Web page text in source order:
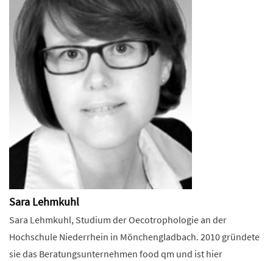
Sara Lehmkuhl
Sara Lehmkuhl, Studium der Oecotrophologie an der
Hochschule Niederrhein in Mönchengladbach. 2010 gründete
sie das Beratungsunternehmen food qm und ist hier